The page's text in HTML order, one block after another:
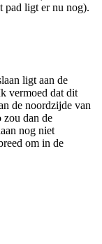
pad ligt er nu nog).
ligt aan de
vermoed dat dit
de noordzijde van
zou dan de
nog niet
om in de